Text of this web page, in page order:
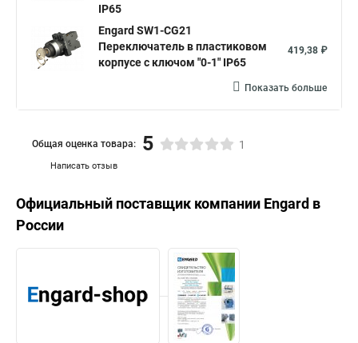
IP65
Engard SW1-CG21
Переключатель в пластиковом
корпусе с ключом "0-1" IP65
419,38 ₽
Показать больше
Написать отзыв
Общая оценка товара: 5 1
Официальный поставщик компании Engard в
России